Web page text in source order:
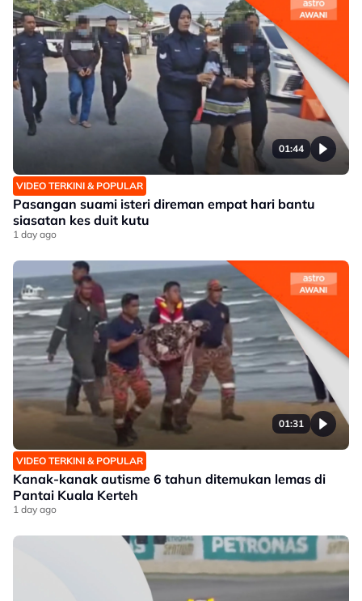
01:44
VIDEO TERKINI & POPULAR
Pasangan suami isteri direman empat hari bantu
siasatan kes duit kutu
1 day ago
01:31
VIDEO TERKINI & POPULAR
Kanak-kanak autisme 6 tahun ditemukan lemas di
Pantai Kuala Kerteh
1 day ago